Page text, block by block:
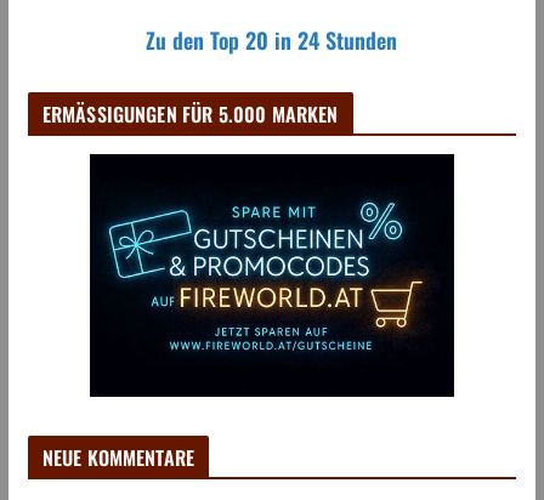
Zu den Top 20 in 24 Stunden
ERMÄSSIGUNGEN FÜR 5.000 MARKEN
NEUE KOMMENTARE